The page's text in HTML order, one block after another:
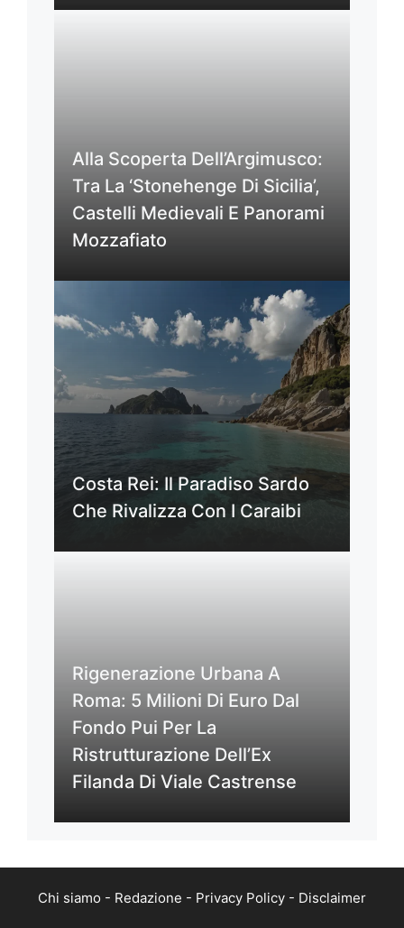
Alla Scoperta Dell’Argimusco:
Tra La ‘Stonehenge Di Sicilia’,
Castelli Medievali E Panorami
Mozzafiato
Costa Rei: Il Paradiso Sardo
Che Rivalizza Con I Caraibi
Rigenerazione Urbana A
Roma: 5 Milioni Di Euro Dal
Fondo Pui Per La
Ristrutturazione Dell’Ex
Filanda Di Viale Castrense
Chi siamo - Redazione - Privacy Policy - Disclaimer